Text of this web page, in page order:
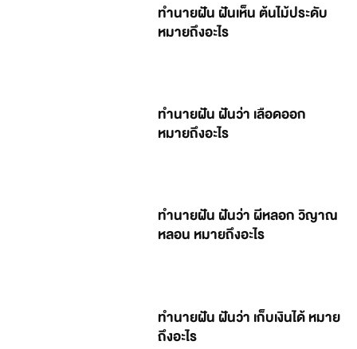
ทำนายฝัน ฝันเห็น ต้นไม้ประดับ
หมายถึงอะไร
ทำนายฝัน ฝันว่า เลือดออก
หมายถึงอะไร
ทำนายฝัน ฝันว่า ผีหลอก วิญาณ
หลอน หมายถึงอะไร
ทำนายฝัน ฝันว่า เก็บเงินได้ หมาย
ถึงอะไร